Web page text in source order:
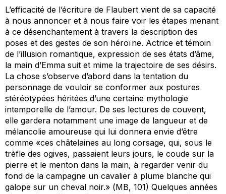
L’efficacité de l’écriture de Flaubert vient de sa capacité
à nous annoncer et à nous faire voir les étapes menant
à ce désenchantement à travers la description des
poses et des gestes de son héroïne. Actrice et témoin
de l’illusion romantique, expression de ses états d’âme,
la main d’Emma suit et mime la trajectoire de ses désirs.
La chose s’observe d’abord dans la tentation du
personnage de vouloir se conformer aux postures
stéréotypées héritées d’une certaine mythologie
intemporelle de l’amour. De ses lectures de couvent,
elle gardera notamment une image de langueur et de
mélancolie amoureuse qui lui donnera envie d’être
comme «ces châtelaines au long corsage, qui, sous le
trèfle des ogives, passaient leurs jours, le coude sur la
pierre et le menton dans la main, à regarder venir du
fond de la campagne un cavalier à plume blanche qui
galope sur un cheval noir.» (MB, 101) Quelques années